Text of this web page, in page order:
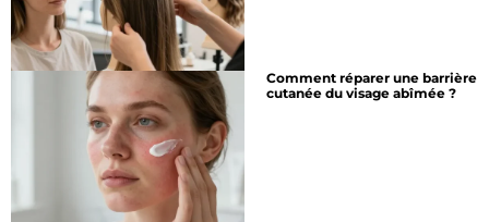
Comment réparer une barrière
cutanée du visage abîmée ?